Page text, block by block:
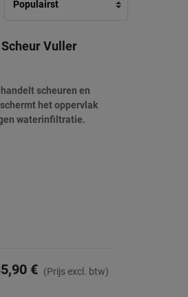
Vuller
scheuren en
het oppervlak
waterinfiltratie.
€ (Prijs excl. btw)